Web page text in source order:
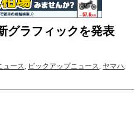
グラフィックを発表
ュース, ピックアップニュース, ヤマハ,